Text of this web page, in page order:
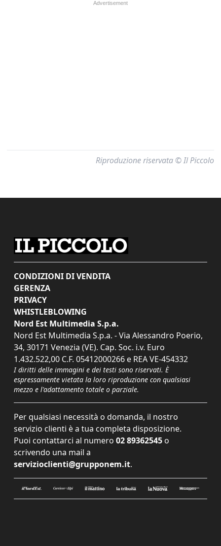
Riproduzione riservata © Il Piccolo
CONDIZIONI DI VENDITA
GERENZA
PRIVACY
WHISTLEBLOWING
Nord Est Multimedia S.p.a.
Nord Est Multimedia S.p.a. - Via Alessandro Poerio,
34, 30171 Venezia (VE). Cap. Soc. i.v. Euro
1.432.522,00 C.F. 05412000266 e REA VE-454332
I diritti delle immagini e dei testi sono riservati. È
espressamente vietata la loro riproduzione con qualsiasi
mezzo e l'adattamento totale o parziale.
Per qualsiasi necessità o domanda, il nostro
servizio clienti è a tua completa disposizione.
Puoi contattarci al numero 02 89362545 o
scrivendo una mail a
servizioclienti@grupponem.it.